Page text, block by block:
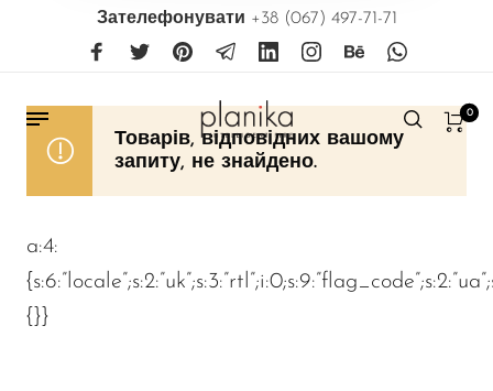
Зателефонувати +38 (067) 497-71-71
0
Товарів, відповідних вашому
запиту, не знайдено.
a:4:
{}}